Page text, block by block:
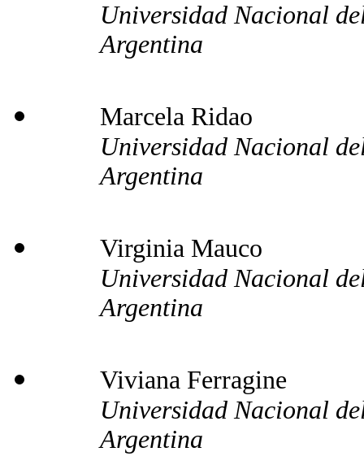
Universidad Nacional
Argentina
Marcela Ridao
Universidad Nacional
Argentina
Virginia Mauco
Universidad Nacional
Argentina
Viviana Ferragine
Universidad Nacional
Argentina